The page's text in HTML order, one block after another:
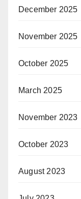
December 2025
November 2025
October 2025
March 2025
November 2023
October 2023
August 2023